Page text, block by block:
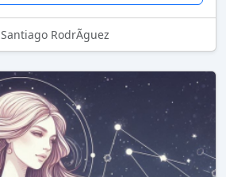
Santiago RodrÃ­guez